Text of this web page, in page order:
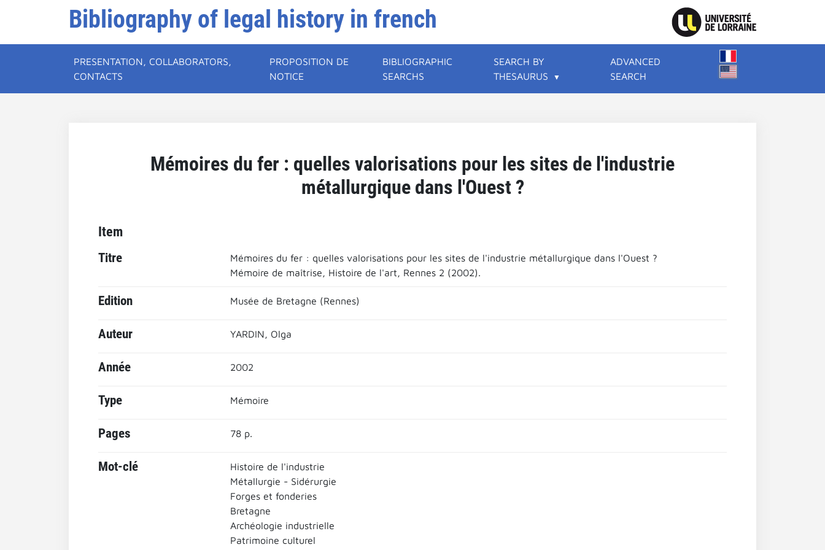
Bibliography of legal history in french
PRESENTATION, COLLABORATORS,
CONTACTS
PROPOSITION DE
NOTICE
BIBLIOGRAPHIC
SEARCHS
SEARCH BY
THESAURUS
ADVANCED
SEARCH
Mémoires du fer : quelles valorisations pour les sites de l'industrie
métallurgique dans l'Ouest ?
Item
Titre
Mémoires du fer : quelles valorisations pour les sites de l'industrie métallurgique dans l'Ouest ?
Mémoire de maîtrise, Histoire de l'art, Rennes 2 (2002).
Edition Musée de Bretagne (Rennes)
Auteur YARDIN, Olga
Année 2002
Type Mémoire
Pages 78 p.
Mot-clé
Histoire de l'industrie
Métallurgie - Sidérurgie
Forges et fonderies
Bretagne
Archéologie industrielle
Patrimoine culturel